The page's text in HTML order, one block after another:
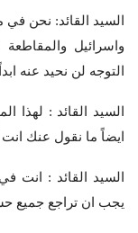
السيد القائد: نحن في
واسرائيل
التوجه لن نحيد عنه ابداً
السيد القائد : لهذا
ايضاً ما نقول عنك
السيد القائد : انت
يجب ان تراجع جميع